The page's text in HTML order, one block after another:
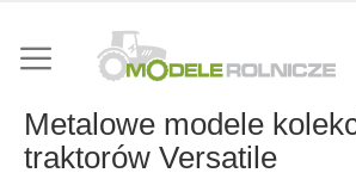
treści
Metalowe modele
traktorów Versatile